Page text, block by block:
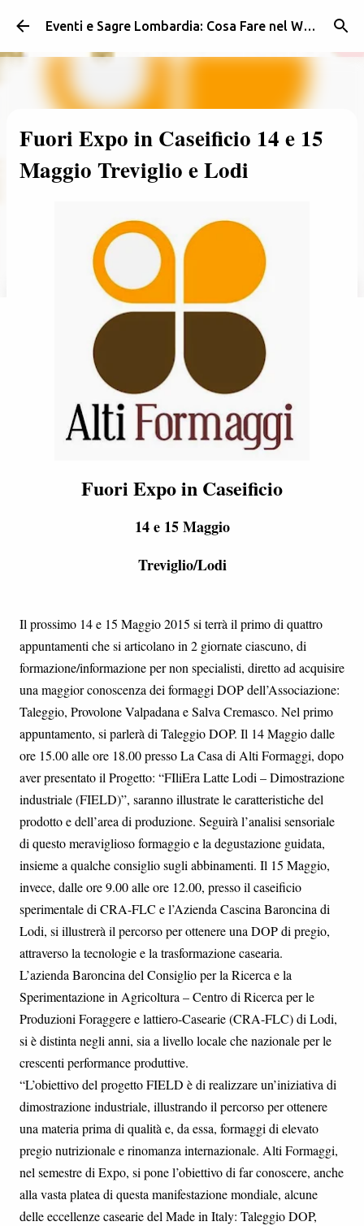
Passa ai contenuti principali Eventi e Sagre Lombardia: Cosa Fare nel Weekend | Weekendidea
Fuori Expo in Caseificio 14 e 15
Maggio Treviglio e Lodi
Fuori Expo in Caseificio
14 e 15 Maggio
Treviglio/Lodi
Il prossimo 14 e 15 Maggio 2015 si terrà il primo di quattro
appuntamenti che si articolano in 2 giornate ciascuno, di
formazione/informazione per non specialisti, diretto ad acquisire
una maggior conoscenza dei formaggi DOP dell’Associazione:
Taleggio, Provolone Valpadana e Salva Cremasco. Nel primo
appuntamento, si parlerà di Taleggio DOP. Il 14 Maggio dalle
ore 15.00 alle ore 18.00 presso La Casa di Alti Formaggi, dopo
aver presentato il Progetto: “FIliEra Latte Lodi – Dimostrazione
industriale (FIELD)”, saranno illustrate le caratteristiche del
prodotto e dell’area di produzione. Seguirà l’analisi sensoriale
di questo meraviglioso formaggio e la degustazione guidata,
insieme a qualche consiglio sugli abbinamenti. Il 15 Maggio,
invece, dalle ore 9.00 alle ore 12.00, presso il caseificio
sperimentale di CRA-FLC e l’Azienda Cascina Baroncina di
Lodi, si illustrerà il percorso per ottenere una DOP di pregio,
attraverso la tecnologie e la trasformazione casearia.
L’azienda Baroncina del Consiglio per la Ricerca e la
Sperimentazione in Agricoltura – Centro di Ricerca per le
Produzioni Foraggere e lattiero-Casearie (CRA-FLC) di Lodi,
si è distinta negli anni, sia a livello locale che nazionale per le
crescenti performance produttive.
“L’obiettivo del progetto FIELD è di realizzare un’iniziativa di
dimostrazione industriale, illustrando il percorso per ottenere
una materia prima di qualità e, da essa, formaggi di elevato
pregio nutrizionale e rinomanza internazionale. Alti Formaggi,
nel semestre di Expo, si pone l’obiettivo di far conoscere, anche
alla vasta platea di questa manifestazione mondiale, alcune
delle eccellenze casearie del Made in Italy: Taleggio DOP,